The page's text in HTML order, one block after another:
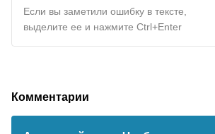
Если вы заметили ошибку в тексте,
выделите ее и нажмите Ctrl+Enter
Комментарии